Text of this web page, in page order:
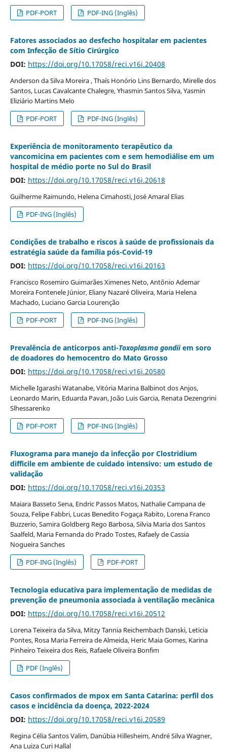
PDF-PORT
PDF-ING (Inglês)
Fatores associados ao desfecho hospitalar em pacientes
com Infecção de Sítio Cirúrgico
DOI: https://doi.org/10.17058/reci.v16i.20408
Anderson da Silva Moreira , Thaís Honório Lins Bernardo, Mirelle dos
Santos, Lucas Cavalcante Chalegre, Yhasmin Santos Silva, Yasmin
Eliziário Martins Melo
PDF-PORT
PDF-ING (Inglês)
Experiência de monitoramento terapêutico da
vancomicina em pacientes com e sem hemodiálise em um
hospital de médio porte no Sul do Brasil
DOI: https://doi.org/10.17058/reci.v16i.20618
Guilherme Raimundo, Helena Cimahosti, José Amaral Elias
PDF-ING (Inglês)
Condições de trabalho e riscos à saúde de profissionais da
estratégia saúde da família pós-Covid-19
DOI: https://doi.org/10.17058/reci.v16i.20163
Francisco Rosemiro Guimarães Ximenes Neto, Antônio Ademar
Moreira Fontenele Júnior, Eliany Nazaré Oliveira, Maria Helena
Machado, Luciano Garcia Lourenção
PDF-PORT
PDF-ING (Inglês)
Prevalência de anticorpos anti-Toxoplasma gondiiem soro
de doadores do hemocentro do Mato Grosso
DOI: https://doi.org/10.17058/reci.v16i.20580
Michelle Igarashi Watanabe, Vitória Marina Balbinot dos Anjos,
Leonardo Marin, Eduarda Pavan, João Luis Garcia, Renata Dezengrini
Slhessarenko
PDF-PORT
PDF-ING (Inglês)
Fluxograma para manejo da infecção por Clostridium
difficile em ambiente de cuidado intensivo: um estudo de
validação
DOI: https://doi.org/10.17058/reci.v16i.20353
Maiara Basseto Sena, Endric Passos Matos, Nathalie Campana de
Souza, Felipe Fabbri, Lucas Benedito Fogaça Rabito, Lorena Franco
Buzzerio, Samira Goldberg Rego Barbosa, Silvia Maria dos Santos
Saalfeld, Maria Fernanda do Prado Tostes, Rafaely de Cassia
Nogueira Sanches
PDF-ING (Inglês)
PDF-PORT
Tecnologia educativa para implementação de medidas de
prevenção de pneumonia associada à ventilação mecânica
DOI: https://doi.org/10.17058/reci.v16i.20512
Lorena Teixeira da Silva, Mitzy Tannia Reichembach Danski, Leticia
Pontes, Rosa Maria Ferreira de Almeida, Heric Maia Gomes, Karina
Pinheiro Teixeira dos Reis, Rafaele Oliveira Bonfim
PDF (Inglês)
Casos confirmados de mpox em Santa Catarina: perfil dos
casos e incidência da doença, 2022-2024
DOI: https://doi.org/10.17058/reci.v16i.20589
Regina Célia Santos Valim, Danúbia Hillesheim, André Silva Wagner,
Ana Luiza Curi Hallal